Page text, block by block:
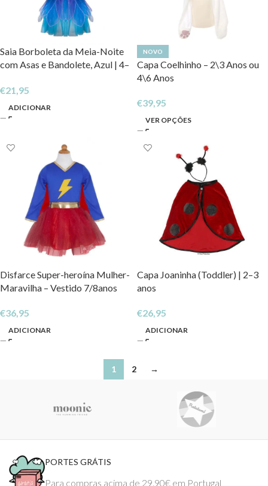
Saia Borboleta da Meia-Noite
com Asas e Bandolete, Azul | 4–
€21,95
ADICIONAR
NOVO
Capa Coelhinho – 2\3 Anos ou
4\6 Anos
€39,95
VER OPÇÕES
Disfarce Super-heroína Mulher-
Maravilha – Vestido 7/8anos
€36,95
ADICIONAR
Capa Joaninha (Toddler) | 2–3
anos
€26,95
ADICIONAR
1 2 →
PORTES GRÁTIS
Para compras acima de 29.90€ em Portugal